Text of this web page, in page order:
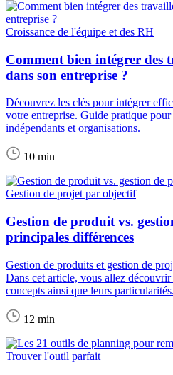
Croissance de l'équipe et des RH
Comment bien intégrer des
dans son entreprise ?
Découvrez les clés pour intégrer
votre entreprise. Guide pratique
indépendants et organisations.
10 min
Gestion de projet par objectif
Gestion de produit vs.
principales différences
Gestion de produits et gestion de
Dans cet article, vous allez
concepts ainsi que leurs particularités.
12 min
Trouver l'outil parfait